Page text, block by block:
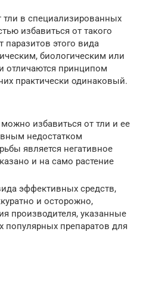
тли в специализированных
избавиться от такого
паразитов этого вида
биологическим или
отличаются принципом
практически одинаковый.
избавиться от тли и ее
недостатком
является негативное
и на само растение
эффективных средств,
и осторожно,
производителя, указанные
популярных препаратов для